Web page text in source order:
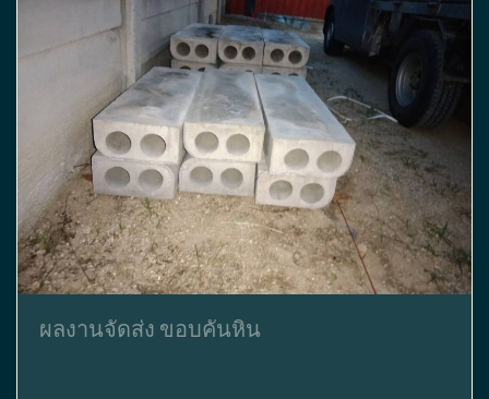
ผลงานจัดส่ง ขอบคันหิน